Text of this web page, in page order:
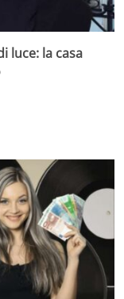
luce: la casa